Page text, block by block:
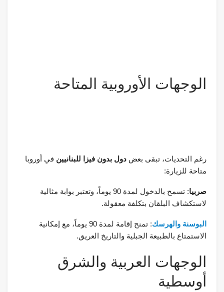
الوجهات الأوروبية المتاحة
رغم التحديات، تبقى بعض دول بدون فيزا للبنانيين في أوروبا
متاحة للزيارة:
صربيا
: تسمح بالدخول لمدة 90 يوماً، وتعتبر بوابة مثالية
لاستكشاف البلقان بتكلفة معقولة.
البوسنة والهرسك
: تمنح إقامة لمدة 90 يوماً، مع إمكانية
الاستمتاع بالطبيعة الجبلية والتاريخ العريق.
الوجهات العربية والشرق
أوسطية